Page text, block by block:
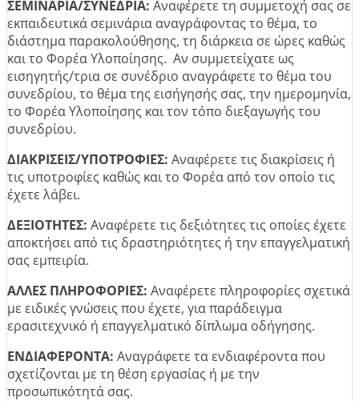
ΣΕΜΙΝΑΡΙΑ/ΣΥΝΕΔΡΙΑ: Αναφέρετε τη συμμετοχή σας σε
εκπαιδευτικά σεμινάρια αναγράφοντας το θέμα, το
διάστημα παρακολούθησης, τη διάρκεια σε ώρες καθώς
και το Φορέα Υλοποίησης. Αν συμμετείχατε ως
εισηγητής/τρια σε συνέδριο αναγράφετε το θέμα του
συνεδρίου, το θέμα της εισήγησής σας, την ημερομηνία,
το Φορέα Υλοποίησης και τον τόπο διεξαγωγής του
συνεδρίου.
ΔΙΑΚΡΙΣΕΙΣ/ΥΠΟΤΡΟΦΙΕΣ: Αναφέρετε τις διακρίσεις ή
τις υποτροφίες καθώς και το Φορέα από τον οποίο τις
έχετε λάβει.
ΔΕΞΙΟΤΗΤΕΣ: Αναφέρετε τις δεξιότητες τις οποίες έχετε
αποκτήσει από τις δραστηριότητες ή την επαγγελματική
σας εμπειρία.
ΑΛΛΕΣ ΠΛΗΡΟΦΟΡΙΕΣ: Αναφέρετε πληροφορίες σχετικά
με ειδικές γνώσεις που έχετε, για παράδειγμα
ερασιτεχνικό ή επαγγελματικό δίπλωμα οδήγησης.
ΕΝΔΙΑΦΕΡΟΝΤΑ: Αναγράφετε τα ενδιαφέροντα που
σχετίζονται με τη θέση εργασίας ή με την
προσωπικότητά σας.